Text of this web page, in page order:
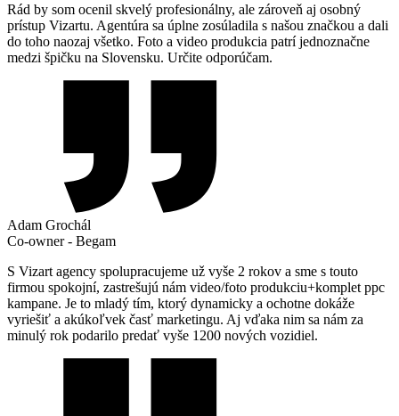
Rád by som ocenil skvelý profesionálny, ale zároveň aj osobný
prístup Vizartu. Agentúra sa úplne zosúladila s našou značkou a dali
do toho naozaj všetko. Foto a video produkcia patrí jednoznačne
medzi špičku na Slovensku. Určite odporúčam.
Adam Grochál
Co-owner - Begam
S Vizart agency spolupracujeme už vyše 2 rokov a sme s touto
firmou spokojní, zastrešujú nám video/foto produkciu+komplet ppc
kampane. Je to mladý tím, ktorý dynamicky a ochotne dokáže
vyriešiť a akúkoľvek časť marketingu. Aj vďaka nim sa nám za
minulý rok podarilo predať vyše 1200 nových vozidiel.